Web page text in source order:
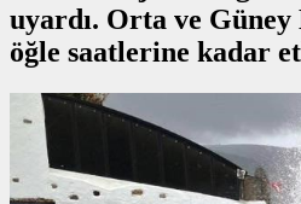
uyardı. Orta ve Güney
öğle saatlerine kadar